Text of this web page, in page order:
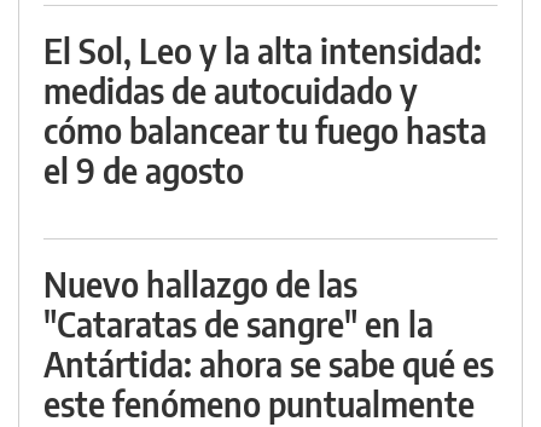
El Sol, Leo y la alta intensidad:
medidas de autocuidado y
cómo balancear tu fuego hasta
el 9 de agosto
Nuevo hallazgo de las
"Cataratas de sangre" en la
Antártida: ahora se sabe qué es
este fenómeno puntualmente